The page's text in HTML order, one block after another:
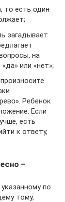
то есть один
загадывает
на
или «нет»;
Ребенок
Если
есть
к ответу,
–
по
тому,